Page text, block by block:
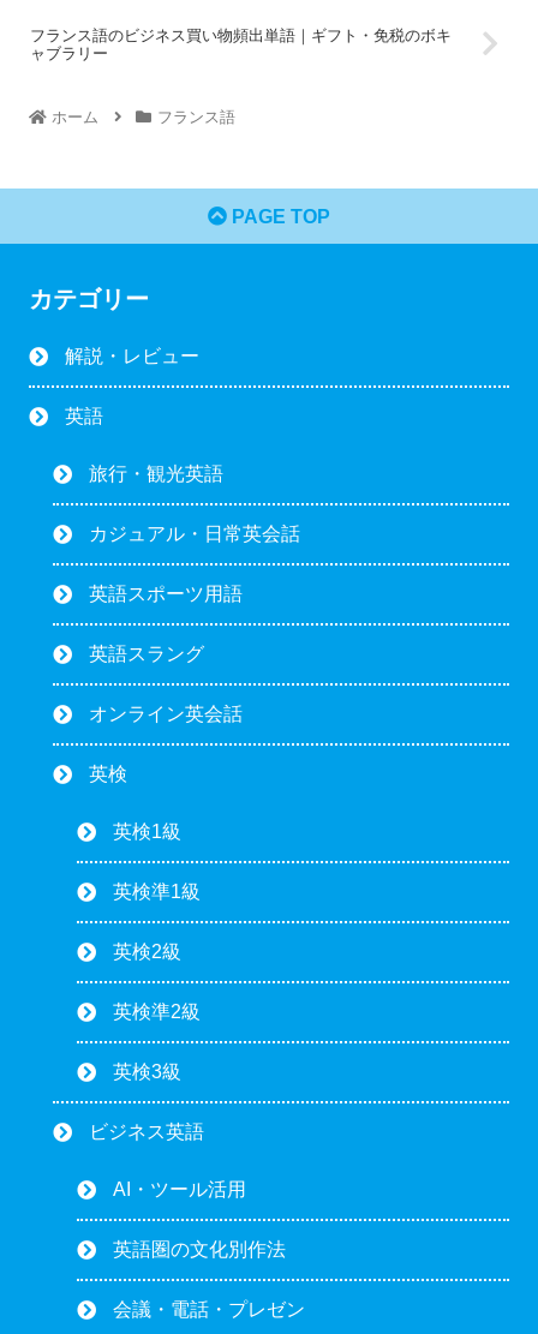
フランス語のビジネス買い物頻出単語｜ギフト・免税のボキ
ャブラリー
ホーム フランス語
PAGE TOP
カテゴリー
解説・レビュー
英語
旅行・観光英語
カジュアル・日常英会話
英語スポーツ用語
英語スラング
オンライン英会話
英検
英検1級
英検準1級
英検2級
英検準2級
英検3級
ビジネス英語
AI・ツール活用
英語圏の文化別作法
会議・電話・プレゼン